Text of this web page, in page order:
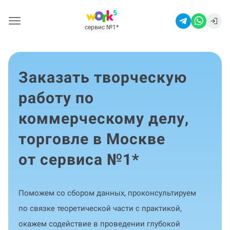
сервис №1 *
Заказать творческую
работу по
коммерческому делу,
торговле в Москве
от сервиса №1*
Поможем со сбором данных, проконсультируем
по связке теоретической части с практикой,
окажем содействие в проведении глубокой